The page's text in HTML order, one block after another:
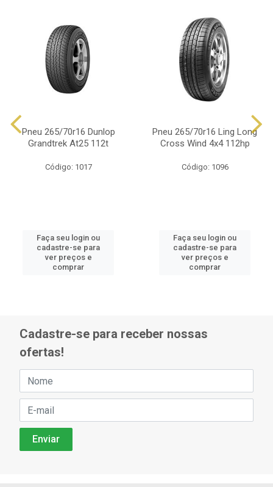
Pneu 265/70r16 Dunlop
Grandtrek At25 112t
Código: 1017
Faça seu login ou
cadastre-se para
ver preços e
comprar
Pneu 265/70r16 Ling Long
Cross Wind 4x4 112hp
Código: 1096
Faça seu login ou
cadastre-se para
ver preços e
comprar
Cadastre-se para receber nossas
ofertas!